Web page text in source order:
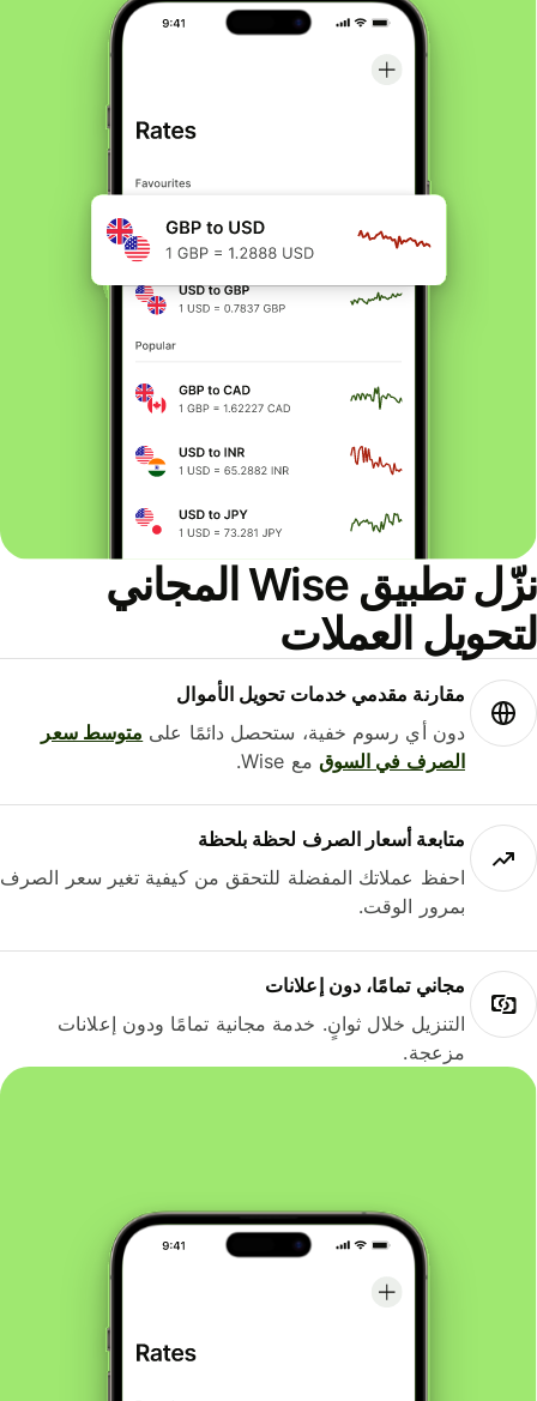
نزّل تطبيق Wise المجاني
العملات
مقارنة مقدمي خدمات تحويل الأموال
دون أي رسوم خفية، ستحصل دائمًا علىمتوسط ​​سعر
الصرف في السوقمع Wise.
متابعة أسعار الصرف لحظة بلحظة
احفظ عملاتك المفضلة للتحقق من كيفية تغير سعر الصرف
بمرور الوقت.
مجاني تمامًا، دون إعلانات
التنزيل خلال ثوانٍ. خدمة مجانية تمامًا ودون إعلانات
مزعجة.